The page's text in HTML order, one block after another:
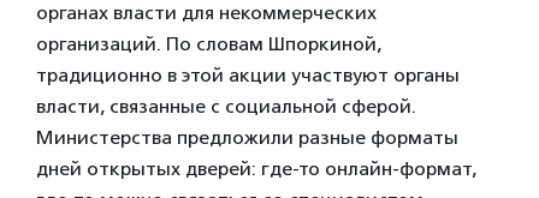
органах власти для некоммерческих
организаций. По словам Шпоркиной,
традиционно в этой акции участвуют органы
власти, связанные с социальной сферой.
Министерства предложили разные форматы
дней открытых дверей: где-то онлайн-формат,